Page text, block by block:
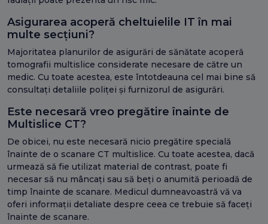
Asigurarea acoperă cheltuielile IT în mai
multe secțiuni?
Majoritatea planurilor de asigurări de sănătate acoperă
tomografii multislice considerate necesare de către un
medic. Cu toate acestea, este întotdeauna cel mai bine să
consultați detaliile poliței și furnizorul de asigurări.
Este necesară vreo pregătire înainte de
Multislice CT?
De obicei, nu este necesară nicio pregătire specială
înainte de o scanare CT multislice. Cu toate acestea, dacă
urmează să fie utilizat material de contrast, poate fi
necesar să nu mâncați sau să beți o anumită perioadă de
timp înainte de scanare. Medicul dumneavoastră vă va
oferi informații detaliate despre ceea ce trebuie să faceți
înainte de scanare.